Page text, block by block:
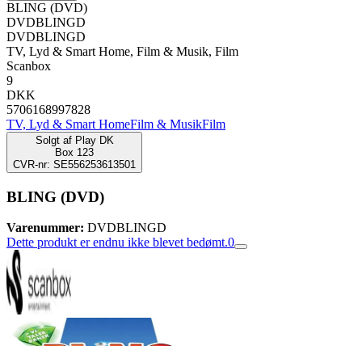
BLING (DVD)
DVDBLINGD
DVDBLINGD
TV, Lyd & Smart Home, Film & Musik, Film
Scanbox
9
DKK
5706168997828
TV, Lyd & Smart HomeFilm & MusikFilm
Solgt af Play DK
Box 123
CVR-nr: SE556253613501
BLING (DVD)
Varenummer: DVDBLINGD
Dette produkt er endnu ikke blevet bedømt.0